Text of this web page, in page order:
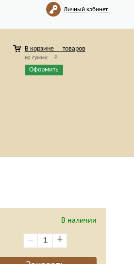
Личный кабинет
В корзине товаров
на сумму: Р
Оформить
В наличии
+